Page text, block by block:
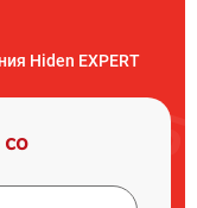
Hiden EXPERT